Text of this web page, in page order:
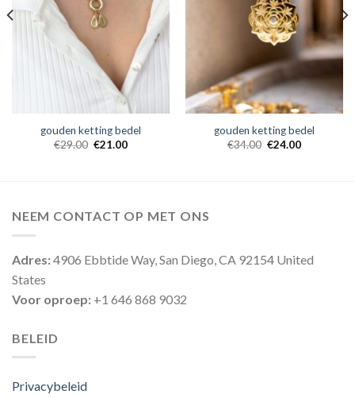
gouden ketting bedel
€29.00 €21.00
gouden ketting bedel
€34.00 €24.00
NEEM CONTACT OP MET ONS
Adres:4906 Ebbtide Way, San Diego, CA 92154 United
States
Voor oproep: +1 646 868 9032
BELEID
Privacybeleid